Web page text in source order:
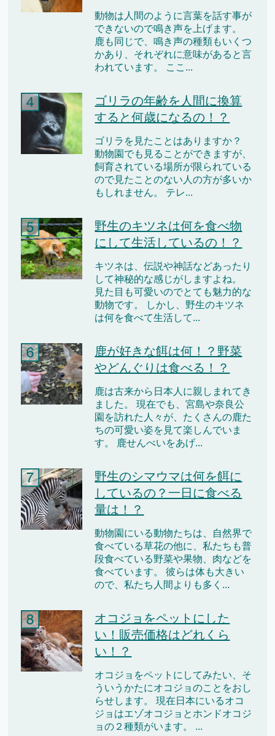
動物は人間のように言葉を話す事が
できないので鳴き声を上げます。
鹿も同じで、鳴き声の種類もいくつ
かあり、それぞれに意味があると言
われています。 ここ...
ゴリラの年齢を人間に換算
すると何歳になるの！？
ゴリラを見たことはありますか？
動物園でも見ることができますが、
飼育されている場所が限られている
ので見たことのない人の方が多いか
もしれません。 テレ...
野生のキツネは何を食べ物
にして生活しているの！？
キツネは、伝説や神話などあったり
して神秘的な感じがしますよね。
見た目も可愛いのでとても魅力的な
動物です。 しかし、野生のキツネ
は何を食べて生活して...
鹿が好きな餌は何！？野菜
やどんぐりは食べる！？
鹿は古来から日本人に親しまれてき
ました。 現在でも、宮島や奈良公
園を訪れた人々が、たくさんの鹿た
ちの可愛い姿を見て楽しんでいま
す。 鹿せんべいをあげ...
野生のシマウマは何を餌に
しているの？一日に食べる
量は！？
動物園にいる動物たちは、自然界で
食べている草花の他に、私たちも普
段食べている野菜や果物、肉などを
食べています。 彼らは体も大きい
ので、私たち人間よりも多く...
オコジョをペットにした
い！販売価格はどれくら
い！？
オコジョをペットにしてみたい、そ
ういうかたにオコジョのことをおし
らせします。 現在日本にいるオコ
ジョはエゾオコジョとホンドオコジ
ョの２種類がいます。 ...